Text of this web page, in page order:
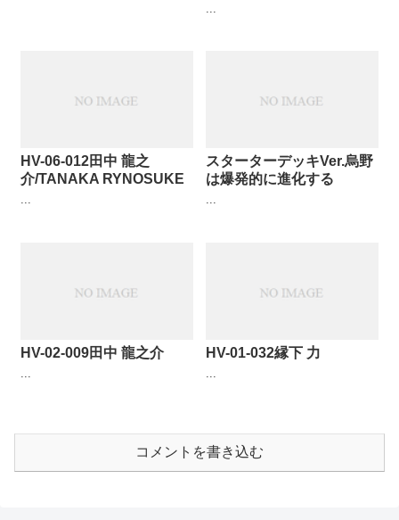
HV-06-012田中 龍之
介/TANAKA RYNOSUKE
...
スターターデッキVer.烏野
は爆発的に進化する
...
HV-02-009田中 龍之介
...
HV-01-032縁下 力
...
コメントを書き込む